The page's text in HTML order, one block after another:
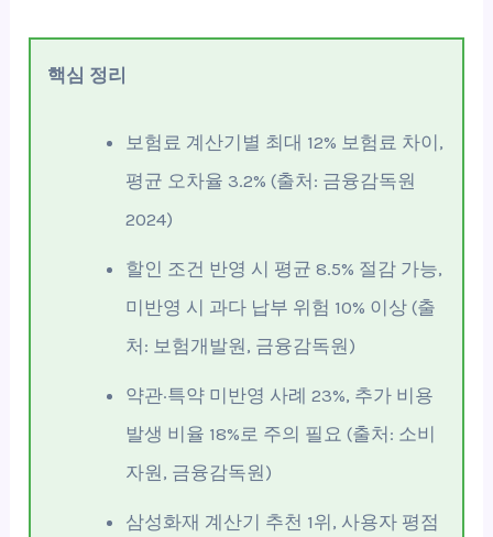
핵심 정리
보험료 계산기별 최대 12% 보험료 차이,
평균 오차율 3.2% (출처: 금융감독원
2024)
할인 조건 반영 시 평균 8.5% 절감 가능,
미반영 시 과다 납부 위험 10% 이상 (출
처: 보험개발원, 금융감독원)
약관·특약 미반영 사례 23%, 추가 비용
발생 비율 18%로 주의 필요 (출처: 소비
자원, 금융감독원)
삼성화재 계산기 추천 1위, 사용자 평점